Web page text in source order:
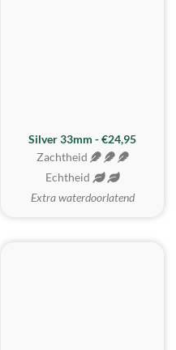
Silver 33mm - €24,95
Zachtheid
Echtheid
Extra waterdoorlatend